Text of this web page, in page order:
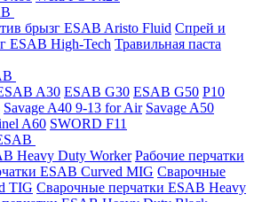
брызг ESAB Aristo Fluid Спрей и
ESAB High-Tech Травильная паста
A30 ESAB G30 ESAB G50 P10
Savage A40 9-13 for Air Savage A50
A60 SWORD F11
Heavy Duty Worker Рабочие перчатки
ESAB Curved MIG Сварочные
TIG Сварочные перчатки ESAB Heavy